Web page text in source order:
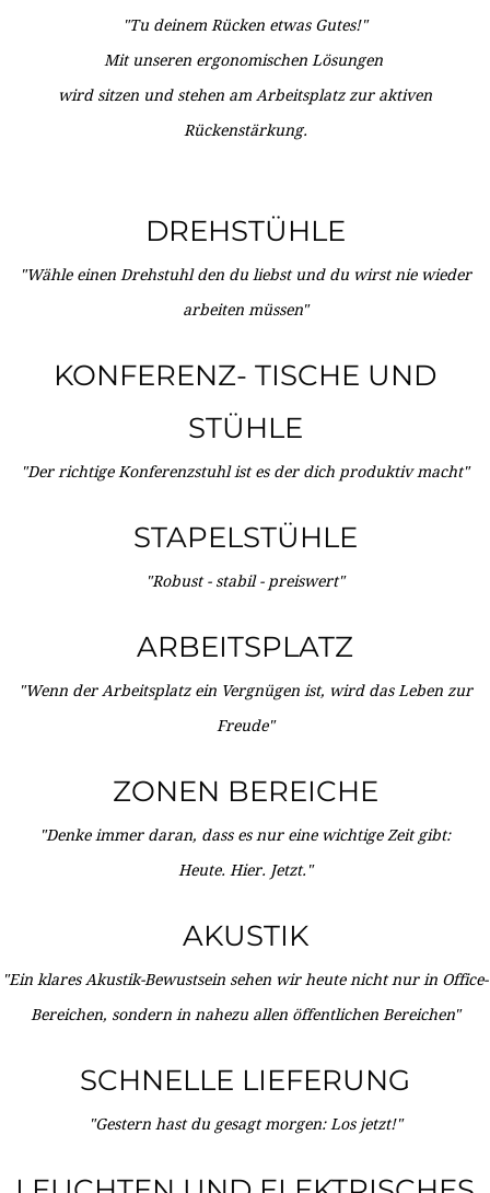
"Tu deinem Rücken etwas Gutes!"
Mit unseren ergonomischen Lösungen
wird sitzen und stehen am Arbeitsplatz zur aktiven
Rückenstärkung.
DREHSTÜHLE
"Wähle einen Drehstuhl den du liebst und du wirst nie wieder
arbeiten müssen"
KONFERENZ- TISCHE UND
STÜHLE
"Der richtige Konferenzstuhl ist es der dich produktiv macht"
STAPELSTÜHLE
"Robust - stabil - preiswert"
ARBEITSPLATZ
"Wenn der Arbeitsplatz ein Vergnügen ist, wird das Leben zur
Freude"
ZONEN BEREICHE
"Denke immer daran, dass es nur eine wichtige Zeit gibt:
Heute. Hier. Jetzt."
AKUSTIK
"Ein klares Akustik-Bewustsein sehen wir heute nicht nur in Office-
Bereichen, sondern in nahezu allen öffentlichen Bereichen"
SCHNELLE LIEFERUNG
"Gestern hast du gesagt morgen: Los jetzt!"